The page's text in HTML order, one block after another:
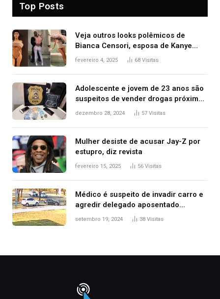
Top Posts
Veja outros looks polêmicos de
Bianca Censori, esposa de Kanye
West que apareceu nua no Grammy
fevereiro 4, 2025 68 Visitas
Adolescente e jovem de 23 anos são
suspeitos de vender drogas próximo
de delegacia e escola, diz polícia
dezembro 28, 2024 57 Visitas
Mulher desiste de acusar Jay-Z por
estupro, diz revista
fevereiro 15, 2025 56 Visitas
Médico é suspeito de invadir carro e
agredir delegado aposentado
durante confusão no trânsito
setembro 19, 2024 38 Visitas